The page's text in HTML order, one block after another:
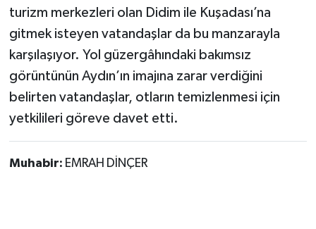
turizm merkezleri olan Didim ile Kuşadası’na
gitmek isteyen vatandaşlar da bu manzarayla
karşılaşıyor. Yol güzergâhındaki bakımsız
görüntünün Aydın’ın imajına zarar verdiğini
belirten vatandaşlar, otların temizlenmesi için
yetkilileri göreve davet etti.
Muhabir: EMRAH DİNÇER